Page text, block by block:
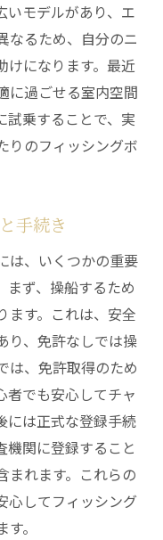
の考え方
内訳
見つける方法
ためのポイント
いて
つけるためのポ
めの指標
の重要性
つけるコツ
点
イズで釣り体験
ためのアイデア
いモデルがあり、エ
なるため、自分のニ
けになります。最近
に過ごせる室内空間
試乗することで、実
りのフィッシングボ
手続き
は、いくつかの重要
まず、操船するため
ます。これは、安全
り、免許なしでは操
は、免許取得のため
者でも安心してチャ
には正式な登録手続
機関に登録すること
まれます。これらの
心してフィッシング
。